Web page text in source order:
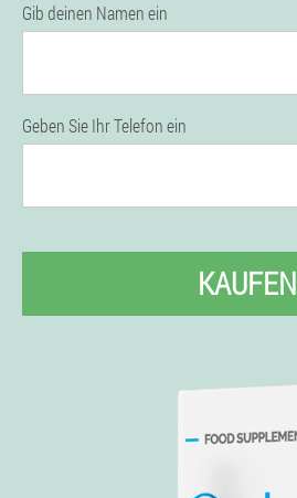
Gib deinen Namen ein
Geben Sie Ihr Telefon ein
KAUFEN